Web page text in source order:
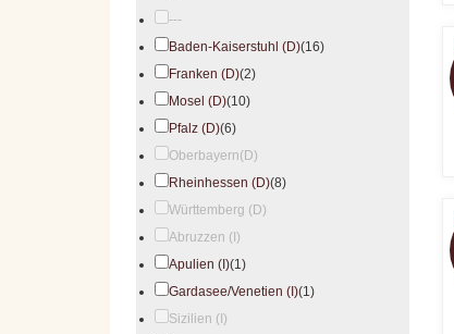
---
Baden-Kaiserstuhl (D)(16)
Franken (D)(2)
Mosel (D)(10)
Pfalz (D)(6)
Oberbayern(D)
Rheinhessen (D)(8)
Württemberg (D)
Abruzzen (I)
Apulien (I)(1)
Gardasee/Venetien (I)(1)
Sizilien (I)